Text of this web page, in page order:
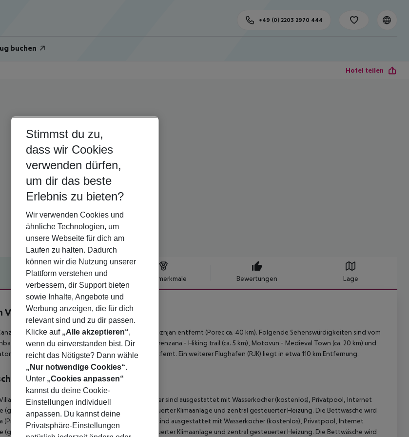
buchen
+49 (0) 2203 2970 444
Hotel teilen
Hotelbeschreibung Hotelmerkmale Bewertungen Lage
Village & Hotel
5
Village & Hotel befindet sich ca. 5 km von Groznjan entfernt (Porec ca. 40 km). Folgende Sehenswürdigkeiten sind vom
Groznjan - Hilltop village of artists (ca. 5 km), Parenzana - Hiking trail (ca. 5 km), Motovun - Medieval Town (ca. 20 km) und
(ca. 20 km). Der Flughafen (PUY) ist ca. 80 km entfernt. Ein weiterer Flughafen (RJK) liegt in etwa 110 km Entfernung.
(Privater Pool): Die modern eingerichteten Zimmer sind ausgestattet mit Wasserkocher (kostenlos), Privatpool, Internet
(ggf. geg. Gebühr) und Sat-TV sowie zentral gesteuerter Klimaanlage und zentral gesteuerter Heizung. Die Bettwäsche wird
(Privater Pool): Die modern eingerichteten Zimmer sind ausgestattet mit Wasserkocher (kostenlos), Privatpool, Internet
(ggf. geg. Gebühr) und Sat-TV sowie zentral gesteuerter Klimaanlage und zentral gesteuerter Heizung. Die Bettwäsche wird
Stimmst du zu,
dass wir Cookies
verwenden dürfen,
um dir das beste
Erlebnis zu bieten?
Wir verwenden Cookies und
ähnliche Technologien, um
unsere Webseite für dich am
Laufen zu halten. Dadurch
können wir die Nutzung unserer
Plattform verstehen und
verbessern, dir Support bieten
sowie Inhalte, Angebote und
Werbung anzeigen, die für dich
relevant sind und zu dir passen.
Klicke auf „Alle akzeptieren“,
wenn du einverstanden bist. Dir
reicht das Nötigste? Dann wähle
„Nur notwendige Cookies“.
Unter „Cookies anpassen“
kannst du deine Cookie-
Einstellungen individuell
anpassen. Du kannst deine
Privatsphäre-Einstellungen